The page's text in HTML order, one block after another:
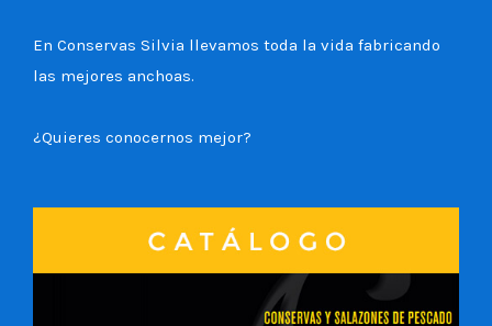
En Conservas Silvia llevamos toda la vida fabricando
las mejores anchoas.
¿Quieres conocernos mejor?